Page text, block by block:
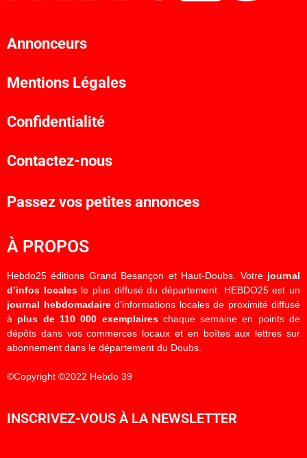
Annonceurs
Mentions Légales
Confidentialité
Contactez-nous
Passez vos petites annonces
À PROPOS
Hebdo25 éditions Grand Besançon et Haut-Doubs. Votre journal
d’infos localesle plus diffusé du département. HEBDO25 est un
journal hebdomadaired’informations locales de proximité diffusé
à plus de 110 000 exemplaireschaque semaine en points de
dépôts dans vos commerces locaux et en boîtes aux lettres sur
abonnement dans le département du Doubs.
©Copyright ©2022 Hebdo 39
INSCRIVEZ-VOUS À LA NEWSLETTER